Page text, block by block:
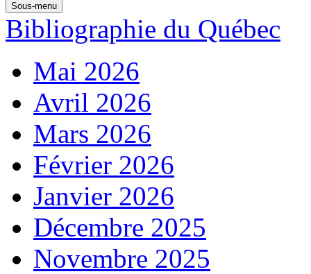
Sous-menu
Bibliographie du Québec
Mai 2026
Avril 2026
Mars 2026
Février 2026
Janvier 2026
Décembre 2025
Novembre 2025